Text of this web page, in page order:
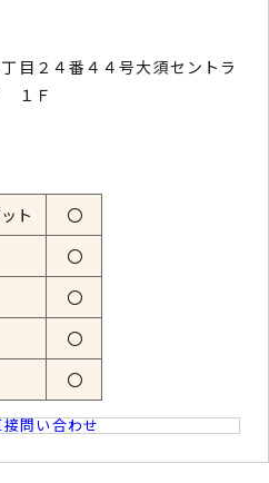
目２４番４４号大須セントラ
１Ｆ
ト 〇
〇
〇
〇
〇
接問い合わせ